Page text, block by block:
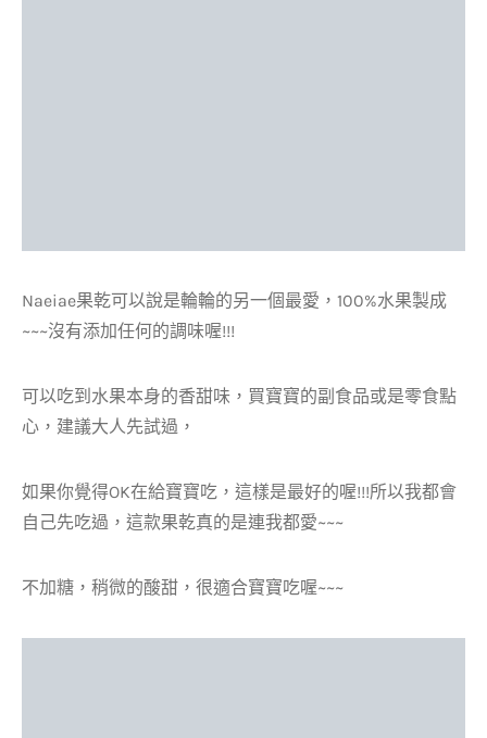
Naeiae果乾可以說是輪輪的另一個最愛，100%水果製成
~~~沒有添加任何的調味喔!!!
可以吃到水果本身的香甜味，買寶寶的副食品或是零食點
心，建議大人先試過，
如果你覺得OK在給寶寶吃，這樣是最好的喔!!!所以我都會
自己先吃過，這款果乾真的是連我都愛~~~
不加糖，稍微的酸甜，很適合寶寶吃喔~~~